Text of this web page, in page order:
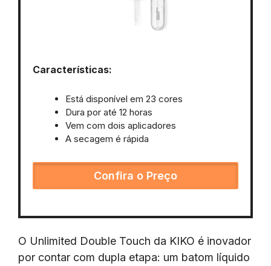
Características:
Está disponível em 23 cores
Dura por até 12 horas
Vem com dois aplicadores
A secagem é rápida
Confira o Preço
O Unlimited Double Touch da KIKO é inovador
por contar com dupla etapa: um batom líquido